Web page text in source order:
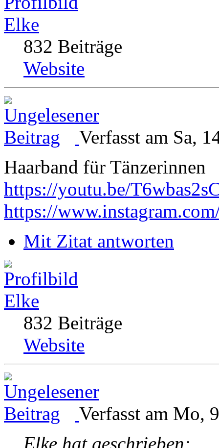
Elke
832 Beiträge
Website
Verfasst am Sa,
Haarband für Tänzerinnen
https://youtu.be/
https://
Mit Zitat antworten
Elke
832 Beiträge
Website
Verfasst am Mo,
Elke hat geschrieben: